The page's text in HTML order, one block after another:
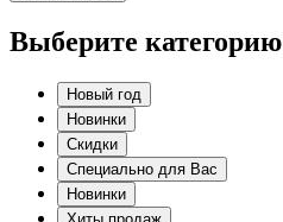
Выберите категорию
Новый год
Новинки
Скидки
Специально для Вас
Новинки